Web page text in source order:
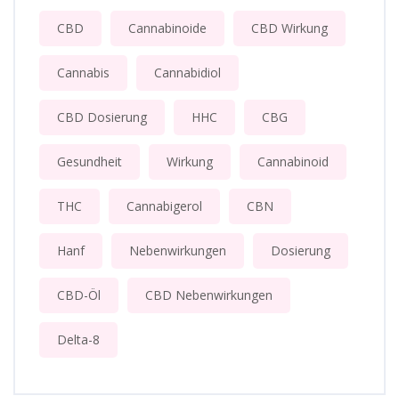
CBD Cannabinoide CBD Wirkung
Cannabis Cannabidiol
CBD Dosierung HHC CBG
Gesundheit Wirkung Cannabinoid
THC Cannabigerol CBN
Hanf Nebenwirkungen Dosierung
CBD-Öl CBD Nebenwirkungen
Delta-8